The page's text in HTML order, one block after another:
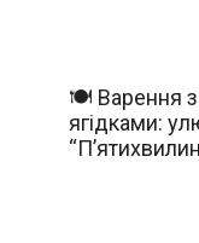
🍽️ Варення з
ягідками: